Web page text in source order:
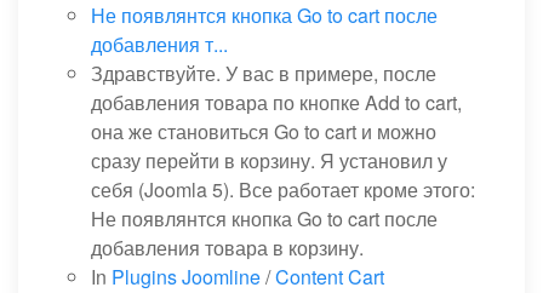
Не появлянтся кнопка Go to cart после
добавления т...
Здравствуйте. У вас в примере, после
добавления товара по кнопке Add to cart,
она же становиться Go to cart и можно
сразу перейти в корзину. Я установил у
себя (Joomla 5). Все работает кроме этого:
Не появлянтся кнопка Go to cart после
добавления товара в корзину.
In Plugins Joomline/Content Cart